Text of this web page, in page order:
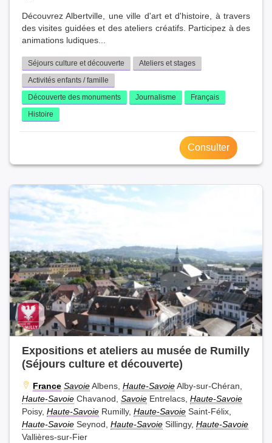
Découvrez Albertville, une ville d'art et d'histoire, à travers
des visites guidées et des ateliers créatifs. Participez à des
animations ludiques...
Séjours culture et découverte
Ateliers et stages
Activités enfants / famille
Découverte des monuments
Journalisme
Français
Histoire
Consulter
Expositions et ateliers au musée de Rumilly
(Séjours culture et découverte)
France SavoieAlbens, Haute-SavoieAlby-sur-Chéran,
Haute-Savoie Chavanod, Savoie Entrelacs, Haute-Savoie
Poisy, Haute-Savoie Rumilly, Haute-Savoie Saint-Félix,
Haute-Savoie Seynod, Haute-Savoie Sillingy, Haute-Savoie
Vallières-sur-Fier